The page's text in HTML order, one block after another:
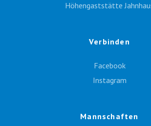
Höhengaststätte
Verbinden
Facebook
Instagram
Mannschaften